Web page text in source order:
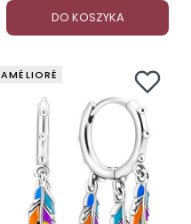
DO KOSZYKA
AMÉLIORÉ